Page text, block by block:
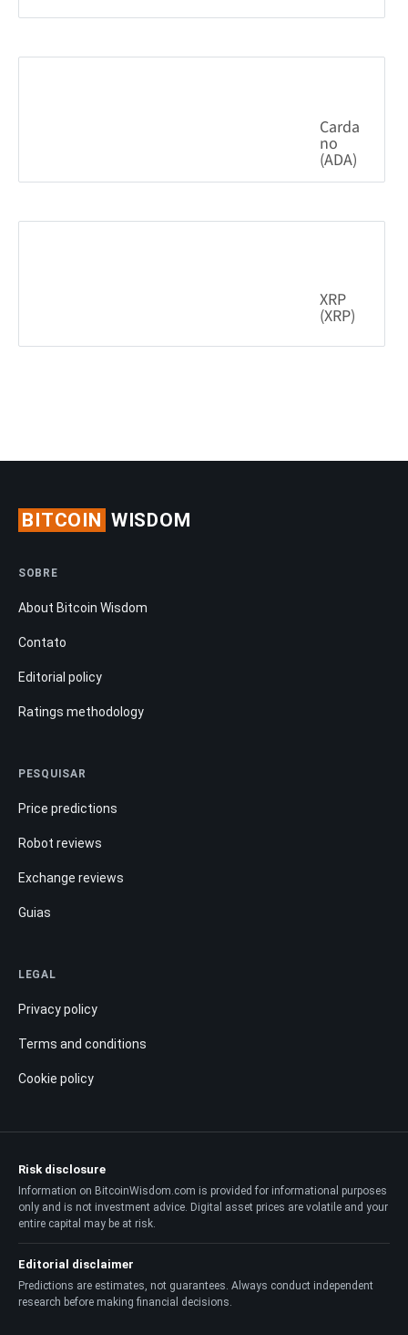
$591.70 0.59%
Carda
no
(ADA)
$0.204319 7.02%
XRP
(XRP)
BITCOIN WISDOM
SOBRE
About Bitcoin Wisdom
Contato
Editorial policy
Ratings methodology
PESQUISAR
Price predictions
Robot reviews
Exchange reviews
Guias
LEGAL
Privacy policy
Terms and conditions
Cookie policy
Risk disclosure
Information on BitcoinWisdom.com is provided for informational purposes
only and is not investment advice. Digital asset prices are volatile and your
entire capital may be at risk.
Editorial disclaimer
Predictions are estimates, not guarantees. Always conduct independent
research before making financial decisions.